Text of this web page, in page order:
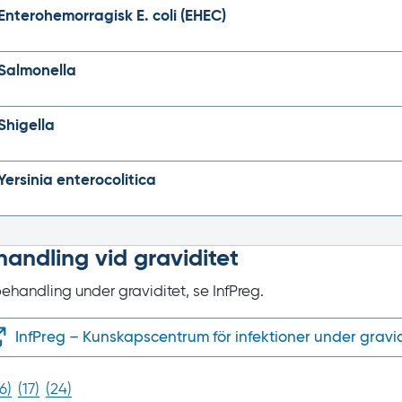
Enterohemorragisk E. coli (EHEC)
enterocolitica
vid graviditet
under graviditet, se InfPreg.
InfPreg – Kunskapscentrum för infektioner under
) (17) (24)